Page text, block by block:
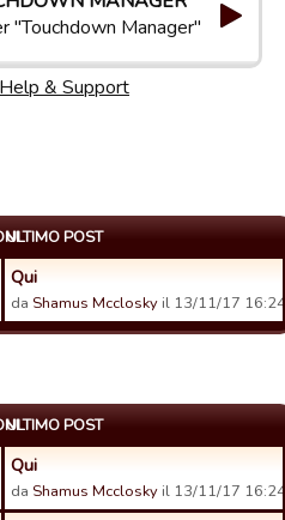
"Touchdown Manager"
Help & Support
ULTIMO POST
Qui
da Shamus Mcclosky il 13/11/17 16:24.
ULTIMO POST
Qui
da Shamus Mcclosky il 13/11/17 16:24.